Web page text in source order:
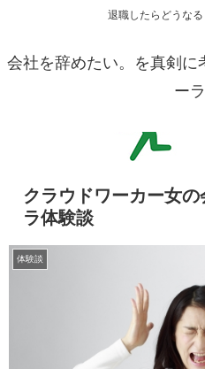
退職したらどうなる
会社を辞めたい。を真剣に
ー
クラウドワーカー女
ラ体験談
体験談